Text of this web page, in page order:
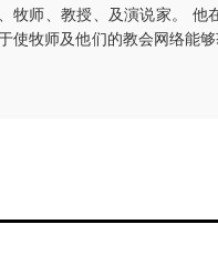
牧师、教授、及演说家。 他
使牧师及他们的教会网络能